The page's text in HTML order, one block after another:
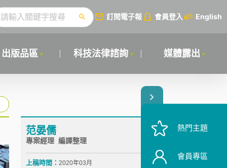
訂閱電子報 會員登入 English
出版品區 科技法律諮詢 媒體露出
范晏儒
專案經理 編譯整理
上稿時間： 2020年03月
熱門主題
會員專區